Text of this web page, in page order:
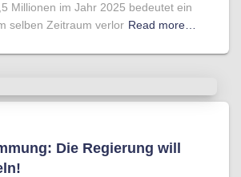
Millionen im Jahr 2025 bedeutet ein
selben Zeitraum verlor Read more…
Die Regierung will